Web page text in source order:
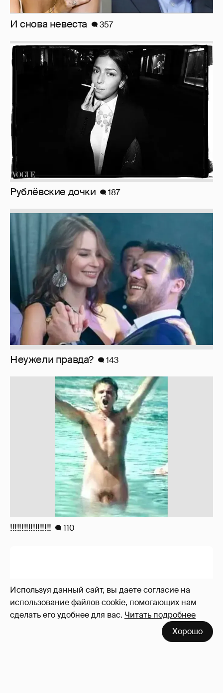
Используя данный сайт, вы даете согласие на
использование файлов cookie, помогающих нам
сделать его удобнее для вас. Читать подробнее
Хорошо
И снова невеста 357
Рублёвские дочки 187
Неужели правда? 143
!!!!!!!!!!!!!!!!!! 110